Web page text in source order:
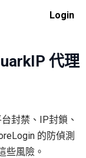
Login
代理
封禁、IP封鎖、
的防偵測
些風險。